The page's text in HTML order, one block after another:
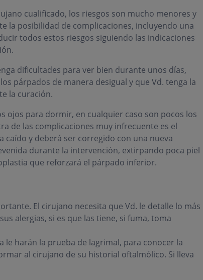
cualificado, los riesgos son mucho menores y
la posibilidad de complicaciones, incluyendo una
todos estos riesgos siguiendo las indicaciones
dificultades para ver bien durante unos días,
párpados de manera desigual y que Vd. tenga la
la curación.
ojos para dormir, en cualquier caso son pocos los
de las complicaciones muy infrecuente es el
y deberá ser corregido con una nueva
durante la intervención, extirpando poca piel
que reforzará el párpado inferior.
El cirujano necesita que Vd. le detalle lo más
alergias, si es que las tiene, si fuma, toma
le harán la prueba de lagrimal, para conocer la
al cirujano de su historial oftalmólico. Si lleva